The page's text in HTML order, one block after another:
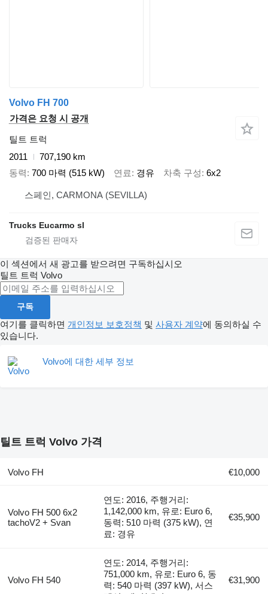
Volvo FH 700
가격은 요청 시 공개
틸트 트럭
2011
707,190 km
동력 700 마력 (515 kW) 연료 경유 차축 구성 6x2
스페인, CARMONA (SEVILLA)
Trucks Eucarmo sl
이 섹션에서 새 광고를 받으려면 구독하십시오
틸트 트럭 Volvo
구독
여기를 클릭하면 개인정보 보호정책 및 사용자 계약에 동의하실 수
있습니다.
Volvo에 대한 세부 정보
틸트 트럭 Volvo 가격
Volvo FH €10,000
Volvo FH 500 6x2
tachoV2 + Svan
연도: 2016, 주행거리:
1,142,000 km, 유로: Euro 6,
동력: 510 마력 (375 kW), 연
료: 경유
€35,900
Volvo FH 540
연도: 2014, 주행거리:
751,000 km, 유로: Euro 6, 동
력: 540 마력 (397 kW), 서스
€31,900